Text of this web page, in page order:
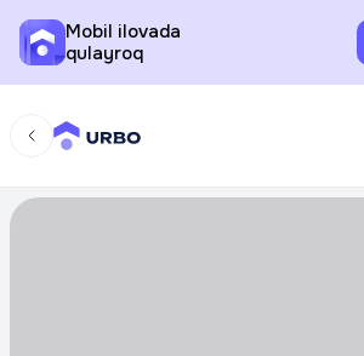
Mobil ilovada
qulayroq